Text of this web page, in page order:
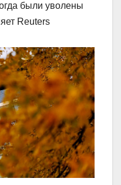
были уволены
Reuters